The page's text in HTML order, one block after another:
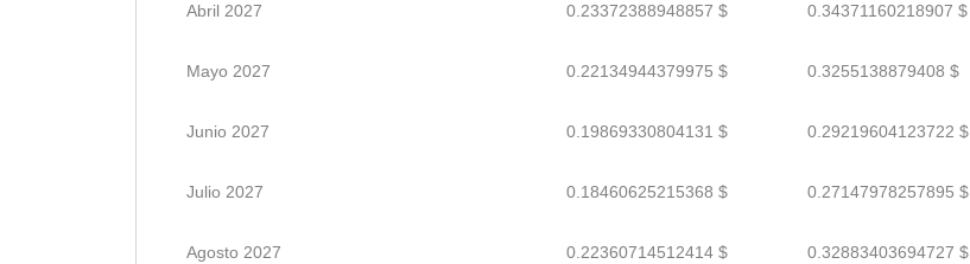
Abril 2027 0.23372388948857 $ 0.34371160218907 $
Mayo 2027 0.22134944379975 $ 0.3255138879408 $
Junio 2027 0.19869330804131 $ 0.29219604123722 $
Julio 2027 0.18460625215368 $ 0.27147978257895 $
Agosto 2027 0.22360714512414 $ 0.32883403694727 $